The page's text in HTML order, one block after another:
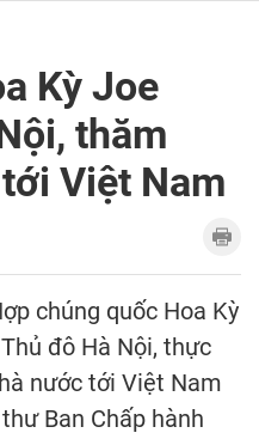
Kỳ Joe
thăm
Việt Nam
chúng quốc Hoa Kỳ
đô Hà Nội, thực
nước tới Việt Nam
Ban Chấp hành